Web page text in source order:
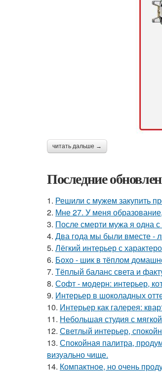
читать дальше →
Последние
1. Решили с мужем закупить
2. Мне 27. У меня
3. После смерти мужа я одна
4. Два года мы были вместе -
5. Лёгкий интерьер с
6. Бохо - шик в тёплом
7. Тёплый баланс света и
8. Софт - модерн: интерьер,
9. Интерьер в шоколадных
10. Интерьер как галерея:
11. Небольшая студия с
12. Светлый интерьер,
13. Спокойная палитра,
визуально чище.
14. Компактное, но очень